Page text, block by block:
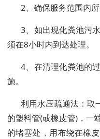
2、确保服务范围内
3、如出现化粪池污
须在8小时内到达处理。
4、在清理化粪池的
施。
利用水压疏通法：取
的塑料管(或橡皮管)，一
的堵塞处，用布绕在橡